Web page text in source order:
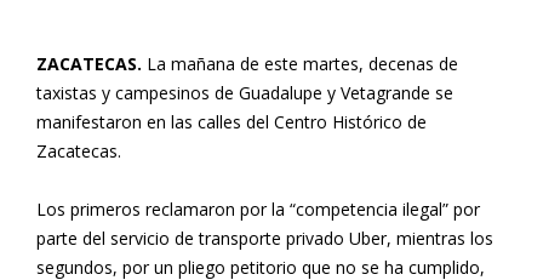
ZACATECAS. La mañana de este martes, decenas de
taxistas y campesinos de Guadalupe y Vetagrande se
manifestaron en las calles del Centro Histórico de
Zacatecas.
Los primeros reclamaron por la “competencia ilegal” por
parte del servicio de transporte privado Uber, mientras los
segundos, por un pliego petitorio que no se ha cumplido,